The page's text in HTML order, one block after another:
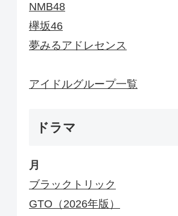
NMB48
欅坂46
夢みるアドレセンス
アイドルグループ一覧
ドラマ
月
ブラックトリック
GTO（2026年版）